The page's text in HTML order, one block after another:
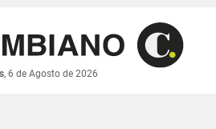
, 6 de Agosto de 2026